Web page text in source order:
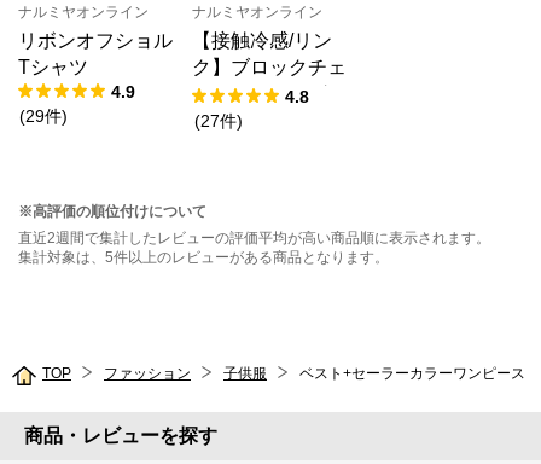
ナルミヤオンライン
リボンオフショル
Tシャツ
4.9
(29件)
ナルミヤオンライン
【接触冷感/リン
ク】ブロックチェ
ックドッキングT
シャツ
4.8
(27件)
※高評価の順位付けについて
直近2週間で集計したレビューの評価平均が高い商品順に表示されます。
集計対象は、5件以上のレビューがある商品となります。
TOP ファッション 子供服 ベスト+セーラーカラーワンピース
商品・レビューを探す